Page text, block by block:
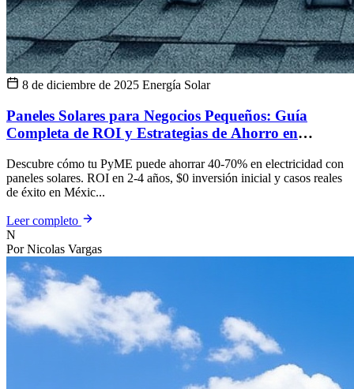
8 de diciembre de 2025 Energía Solar
Paneles Solares para Negocios Pequeños: Guía
Completa de ROI y Estrategias de Ahorro en
Descubre cómo tu PyME puede ahorrar 40-70% en electricidad con
paneles solares. ROI en 2-4 años, $0 inversión inicial y casos reales
de éxito en Méxic...
Leer completo
N
Por Nicolas Vargas